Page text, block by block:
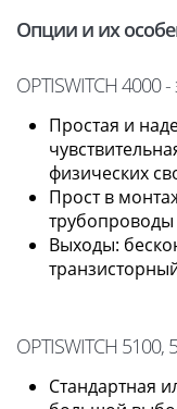
Опции и их
OPTISWITCH 4000
Простая и
физических
Прост в
трубопроводы
Выходы:
OPTISWITCH
Стандартная